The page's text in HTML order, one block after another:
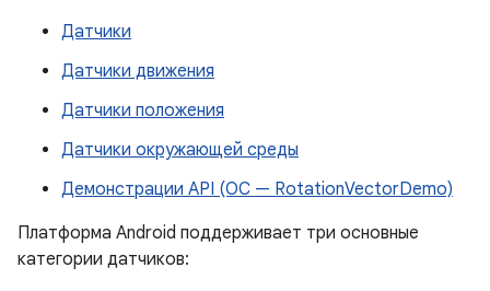
Датчики
Датчики движения
Датчики положения
Датчики окружающей среды
Демонстрации API (ОС — RotationVectorDemo)
Платформа Android поддерживает три основные
категории датчиков: